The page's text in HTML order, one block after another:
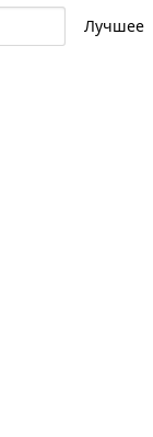
Лучшее